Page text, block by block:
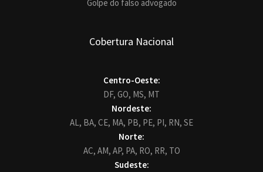
Golpe do falso advogado
Cobertura Nacional
Centro-Oeste:
DF, GO, MS, MT
Nordeste:
AL, BA, CE, MA, PB, PE, PI, RN, SE
Norte:
AC, AM, AP, PA, RO, RR, TO
Sudeste: